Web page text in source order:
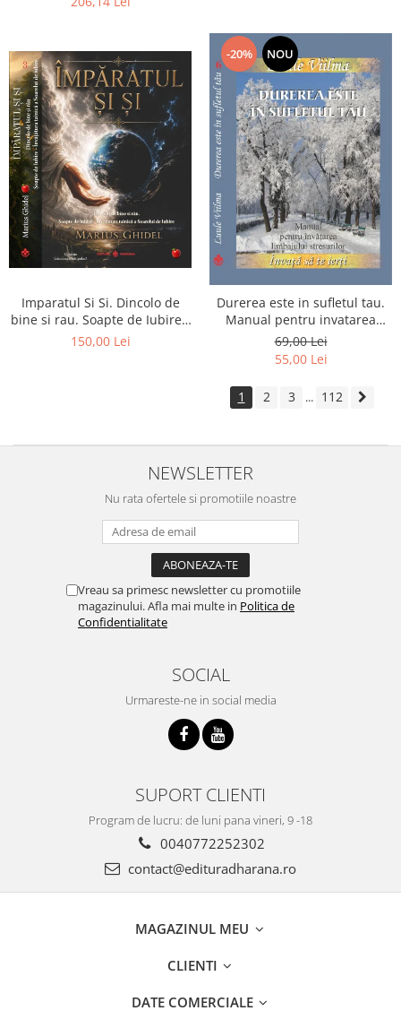
Imparatul Si Si. Dincolo de
bine si rau. Soapte de Iubire -
Invatatura tainica a Soarelui
150,00 Lei
-20% NOU
Durerea este in sufletul tau.
Manual pentru invatarea
limbajului stresurilor Seria
Invata sa te Ierti Luule Viilma
69,00 Lei
55,00 Lei
1 2 3 ... 112
NEWSLETTER
Nu rata ofertele si promotiile noastre
Vreau sa primesc newsletter cu promotiile
magazinului. Afla mai multe in Politica de
Confidentialitate
SOCIAL
Urmareste-ne in social media
SUPORT CLIENTI
Program de lucru: de luni pana vineri, 9 -18
0040772252302
contact@edituradharana.ro
MAGAZINUL MEU
CLIENTI
DATE COMERCIALE